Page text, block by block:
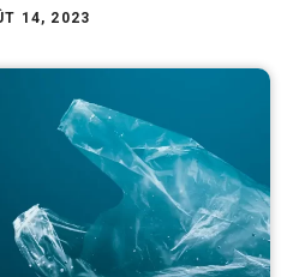
14, 2023